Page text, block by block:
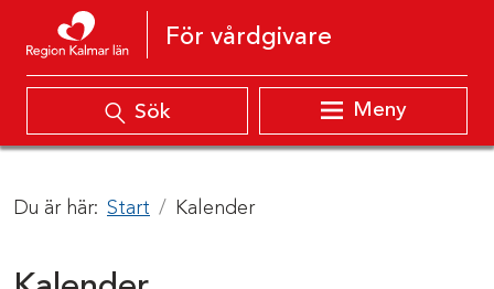
Hoppa till innehåll
För vårdgivare
Sök Meny
Du är här: Start Kalender